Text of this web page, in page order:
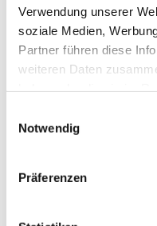
Verwendung unserer
soziale Medien,
Partner führen diese
weiteren Daten
Notwendig
Präferenzen